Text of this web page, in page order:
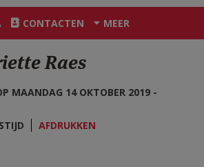
PORTAAL
CONTACTEN MEER
Raes
MAANDAG 14 OKTOBER 2019 -
AFDRUKKEN